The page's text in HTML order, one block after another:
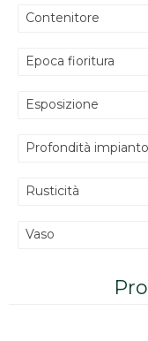
Contenitore
Epoca fioritura
Esposizione
Profondità impianto
Rusticità
Vaso